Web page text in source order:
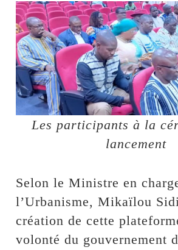
Les participants à la
lancement
Selon le Ministre en
l’Urbanisme, Mikaïlou
création de cette
volonté du gouvernement